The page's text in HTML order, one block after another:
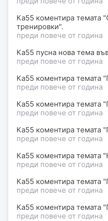
Ка55 коментира темата
тренировки".
преди повече от година
Ка55 пусна нова тема
преди повече от година
Ка55 коментира темата
преди повече от година
Ка55 коментира темата
преди повече от година
Ка55 коментира темата
преди повече от година
Ка55 коментира темата
преди повече от година
Ка55 коментира темата
преди повече от година
Ка55 коментира темата
преди повече от година